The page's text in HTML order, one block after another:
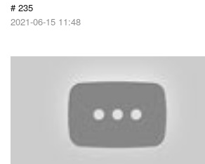
# 235
2021-06-15 11:48